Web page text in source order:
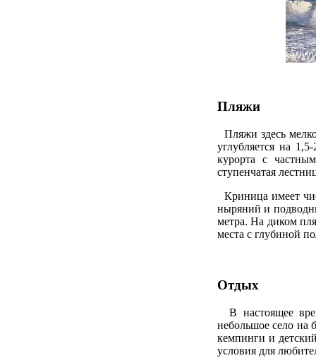
Пляжи
Пляжи здесь
углубляется на
курорта с
ступенчатая
Криница имеет
ныряний и
метра. На диком
места с глубиной
Отдых
В настоящее
небольшое село на
кемпинги и
условия для